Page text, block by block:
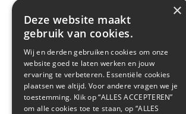
×
Deze website maakt
gebruik van cookies.
Wij en derden gebruiken cookies om onze
website goed te laten werken en jouw
ervaring te verbeteren. Essentiële cookies
plaatsen we altijd. Voor andere vragen we je
toestemming. Klik op “ALLES ACCEPTEREN”
om alle cookies toe te staan, op “ALLES